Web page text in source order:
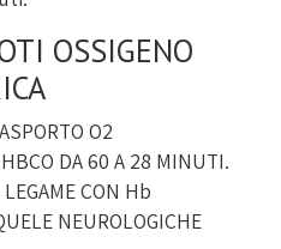
OSSIGENO
O2
DA 60 A 28 MINUTI.
CON Hb
NEUROLOGICHE